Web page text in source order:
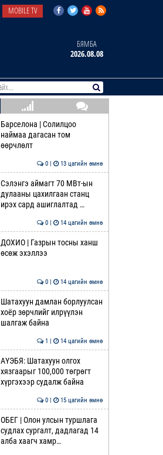
MOBILE TV
БЯМБА
2026.08.08
Барселона | Солилцоо
наймаа дагасан том
өөрчлөлт
0 | 13 цагийн өмнө
Сэлэнгэ аймагт 70 МВт-ын
дулааны цахилгаан станц
ирэх сард ашиглалтад …
0 | 14 цагийн өмнө
ДОХИО | Газрын тосны ханш
өсөж эхэллээ
0 | 14 цагийн өмнө
Шатахуун дамлан борлуулсан
хоёр зөрчлийг илрүүлэн
шалгаж байна
1 | 14 цагийн өмнө
АҮЭБЯ: Шатахуун олгох
хязгаарыг 100,000 төгрөгт
хүргэхээр судалж байна
0 | 15 цагийн өмнө
ОБЕГ | Олон улсын туршлага
судлах сургалт, дадлагад 14
алба хаагч хамр…